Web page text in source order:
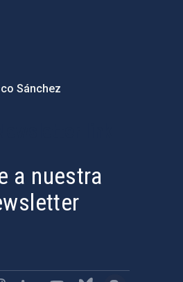
Sánchez
a nuestra